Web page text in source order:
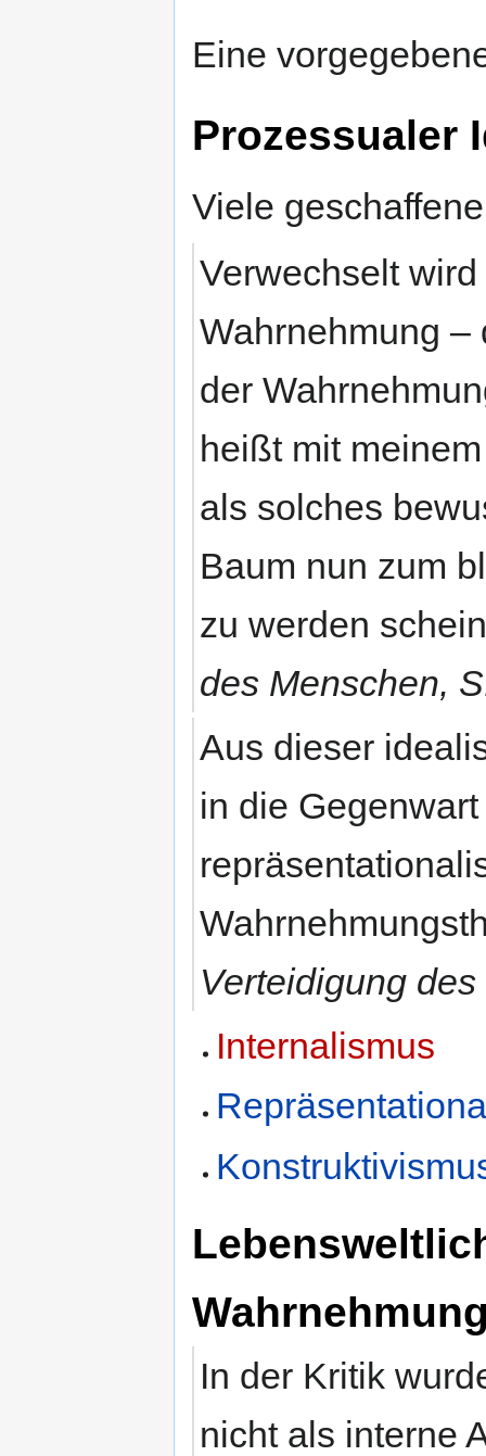
Eine
Prozessualer
Viele
Verwechselt
Wahrnehmung –
der
heißt mit
als solches
Baum nun zum
zu werden
des Menschen,
Aus dieser
in die
Verteidigung
Internalismus
In der Kritik
nicht als interne